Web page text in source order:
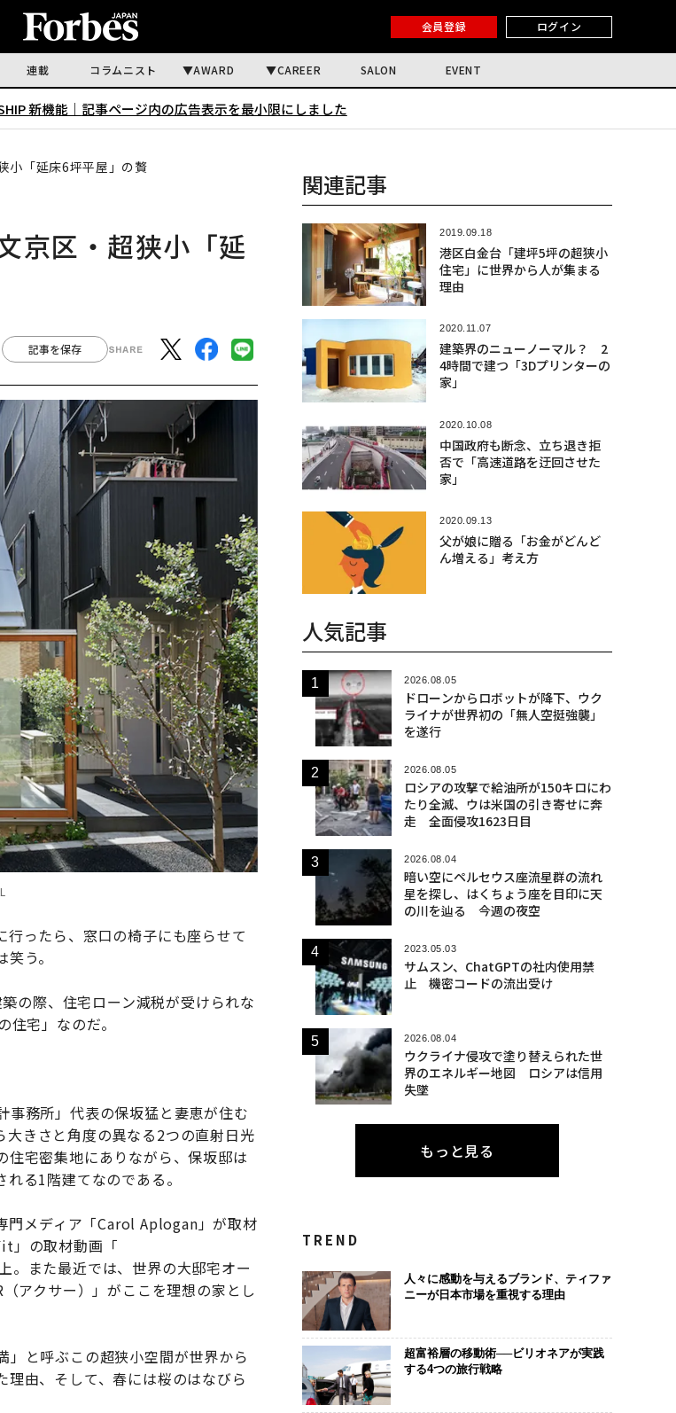
会員登録 ログイン
連載 コラムニスト AWARD CAREER SALON EVENT
新機能｜ 記事ページ内の広告表示を最小限にしました
小「延床6坪平屋」の贅
京区・超狭小「延
記事を保存
行ったら、窓口の椅子にも座らせて
う。
の際、住宅ローン減税が受けられな
宅」なのだ。
事務所」代表の保坂猛と妻恵が住む
大きさと角度の異なる2つの直射日光
住宅密集地にありながら、保坂邸は
る1階建てなのである。
門メディア「Carol Aplogan」が取材
」の取材動画「
。また最近では、世界の大邸宅オー
アクサー）」がここを理想の家とし
と呼ぶこの超狭小空間が世界から
由、そして、春には桜のはなびら
関連記事
2019.09.18
港区白金台「建坪5坪の超狭小
住宅」に世界から人が集まる
理由
2020.11.07
建築界のニューノーマル？ 2
4時間で建つ「3Dプリンターの
家」
2020.10.08
中国政府も断念、立ち退き拒
否で「高速道路を迂回させた
家」
2020.09.13
父が娘に贈る「お金がどんど
ん増える」考え方
人気記事
2026.08.05
ドローンからロボットが降下、ウク
ライナが世界初の「無人空挺強襲」
を遂行
2026.08.05
ロシアの攻撃で給油所が150キロにわ
たり全滅、ウは米国の引き寄せに奔
走 全面侵攻1623日目
2026.08.04
暗い空にペルセウス座流星群の流れ
星を探し、はくちょう座を目印に天
の川を辿る 今週の夜空
2023.05.03
サムスン、ChatGPTの社内使用禁
止 機密コードの流出受け
2026.08.04
ウクライナ侵攻で塗り替えられた世
界のエネルギー地図 ロシアは信用
失墜
もっと見る
TREND
人々に感動を与えるブランド、ティファ
ニーが日本市場を重視する理由
超富裕層の移動術──ビリオネアが実践
する4つの旅行戦略